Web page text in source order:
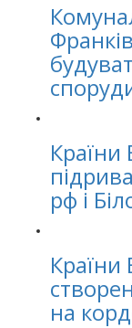
Країни
рф і
Країни
на